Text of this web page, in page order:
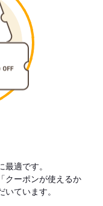
適です。
クーポンが使えるか
ています。